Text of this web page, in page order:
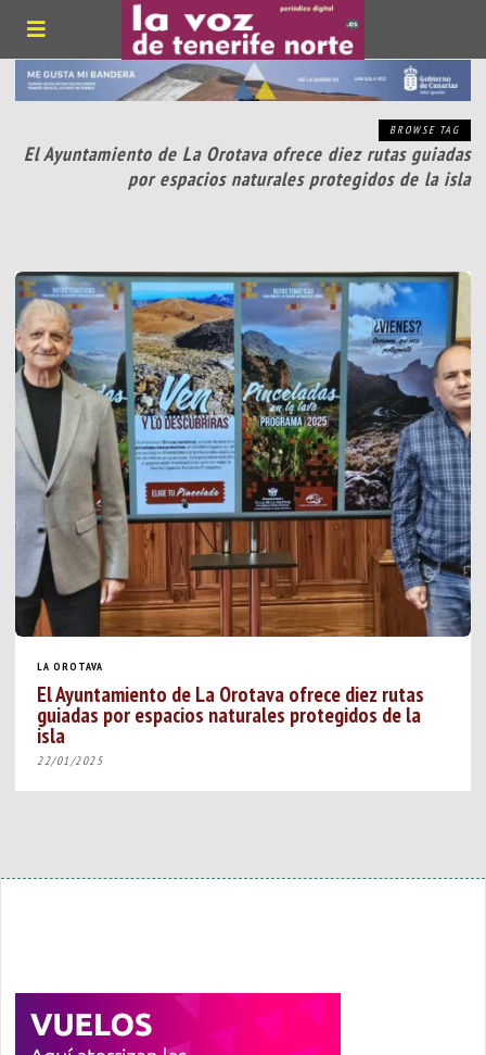
BROWSE TAG
El Ayuntamiento de La Orotava ofrece diez rutas guiadas
por espacios naturales protegidos de la isla
LA OROTAVA
El Ayuntamiento de La Orotava ofrece diez rutas
guiadas por espacios naturales protegidos de la
isla
22/01/2025